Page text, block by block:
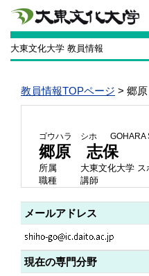
大東文化大学 教員情報
教員情報TOPページ > 郷
ゴウハラ シホ GOHARA
郷原 志保
所属
大東文化大学
職種
講師
メールアドレス
現在の専門分野